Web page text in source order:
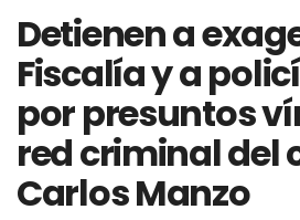
Detienen a
Fiscalía y a
por presuntos
red criminal del
Carlos Manzo